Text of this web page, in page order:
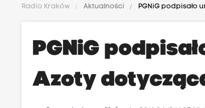
Radio Kraków Aktualności PGNiG podpisało
PGNiG
Azoty